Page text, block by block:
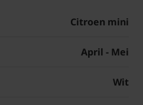
Citroen mini
April - Mei
Wit